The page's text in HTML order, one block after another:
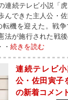
連続テレビ小説「
んできた主人公・
機を迎えた。戦
法が施行された戦
・ 続きを読む
連続テレビ
公・佐田寅子
の新着コメン